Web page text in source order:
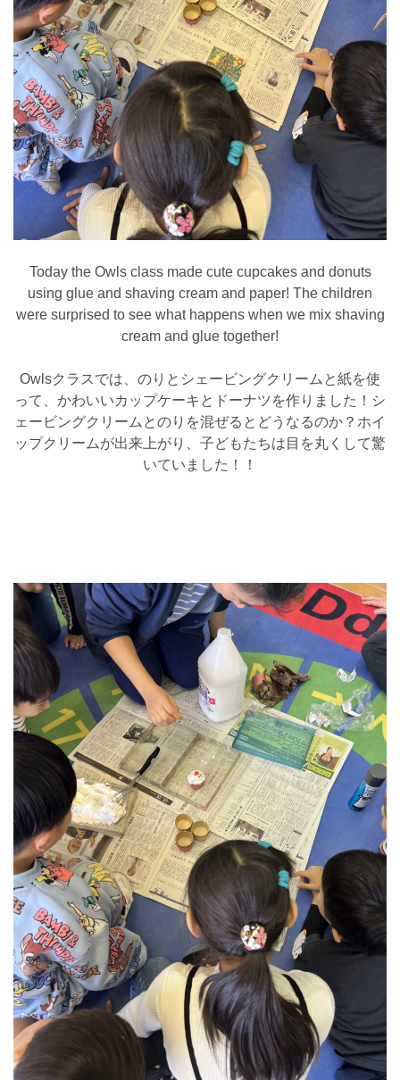
Today the Owls class made cute cupcakes and donuts
using glue and shaving cream and paper! The children
were surprised to see what happens when we mix shaving
cream and glue together!
Owlsクラスでは、のりとシェービングクリームと紙を使
って、かわいいカップケーキとドーナツを作りました！シ
ェービングクリームとのりを混ぜるとどうなるのか？ホイ
ップクリームが出来上がり、子どもたちは目を丸くして驚
いていました！！